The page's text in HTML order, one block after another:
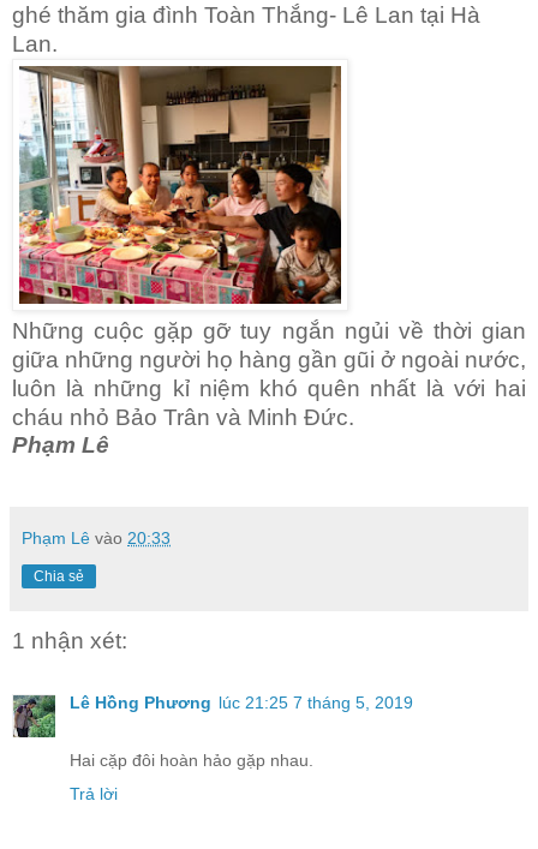
ghé thăm gia đình Toàn Thắng- Lê Lan tại Hà
Lan.
Những cuộc gặp gỡ tuy ngắn ngủi về thời gian
giữa những người họ hàng gần gũi ở ngoài nước,
luôn là những kỉ niệm khó quên nhất là với hai
cháu nhỏ Bảo Trân và Minh Đức.
Phạm Lê
Phạm Lê vào 20:33
Chia sẻ
1 nhận xét:
Lê Hồng Phương lúc 21:25 7 tháng 5, 2019
Hai cặp đôi hoàn hảo gặp nhau.
Trả lời